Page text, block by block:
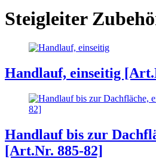
Steigleiter
Handlauf, einseitig
Handlauf bis zur
[Art.Nr. 885-82]